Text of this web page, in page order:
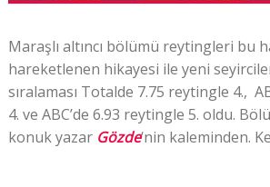
Maraşlı altıncı bölümü reytingleri bu
hareketlenen hikayesi ile yeni
sıralaması Totalde 7.75 reytingle 4.,
4. ve ABC’de 6.93 reytingle 5. oldu.
konuk yazar Gözde‘nin kaleminden.